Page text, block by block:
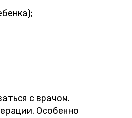
с врачом.
Особенно